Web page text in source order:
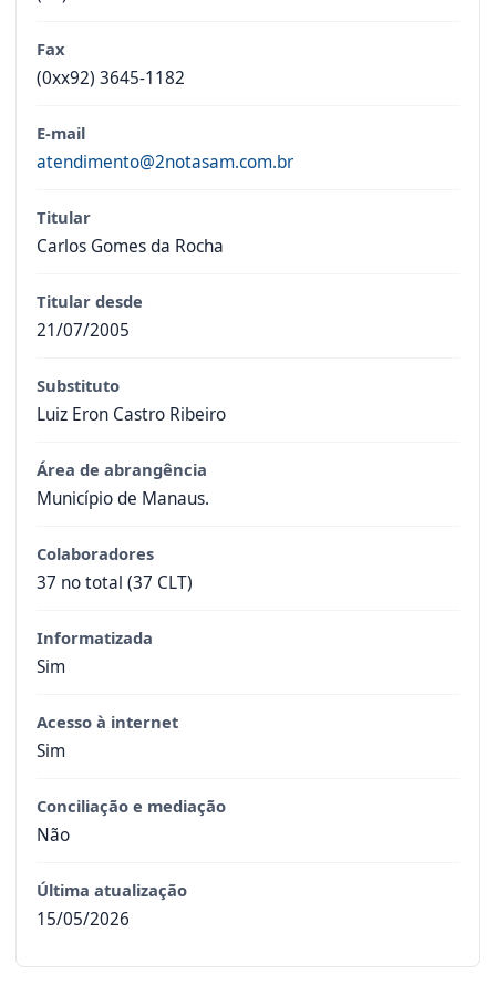
Fax
(0xx92) 3645-1182
E-mail
atendimento@2notasam.com.br
Titular
Carlos Gomes da Rocha
Titular desde
21/07/2005
Substituto
Luiz Eron Castro Ribeiro
Área de abrangência
Município de Manaus.
Colaboradores
37 no total (37 CLT)
Informatizada
Sim
Acesso à internet
Sim
Conciliação e mediação
Não
Última atualização
15/05/2026